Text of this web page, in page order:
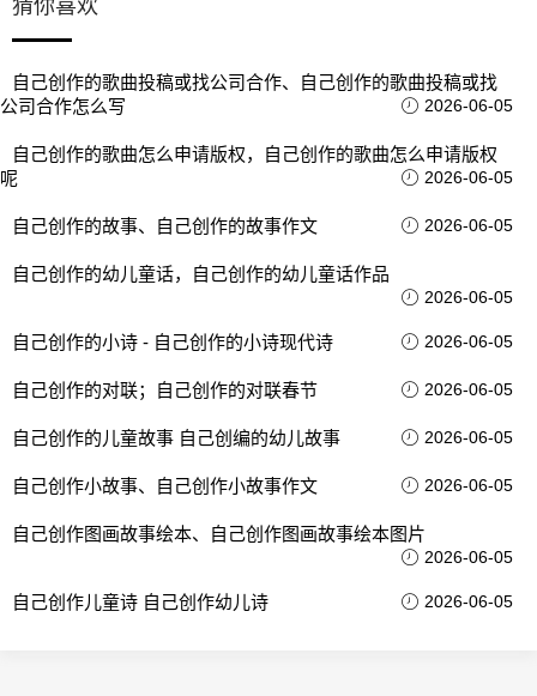
猜你喜欢
自己创作的歌曲投稿或找公司合作、自己创作的歌曲投稿或找
公司合作怎么写
2026-06-05
自己创作的歌曲怎么申请版权，自己创作的歌曲怎么申请版权
呢
2026-06-05
自己创作的故事、自己创作的故事作文 2026-06-05
自己创作的幼儿童话，自己创作的幼儿童话作品
2026-06-05
自己创作的小诗 - 自己创作的小诗现代诗 2026-06-05
自己创作的对联；自己创作的对联春节 2026-06-05
自己创作的儿童故事 自己创编的幼儿故事 2026-06-05
自己创作小故事、自己创作小故事作文 2026-06-05
自己创作图画故事绘本、自己创作图画故事绘本图片
2026-06-05
自己创作儿童诗 自己创作幼儿诗 2026-06-05